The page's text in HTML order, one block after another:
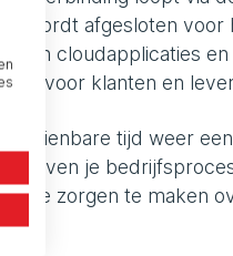
wordt afgesloten
hun cloudapplicaties
voor klanten en
afzienbare tijd weer
blijven je
je zorgen te maken